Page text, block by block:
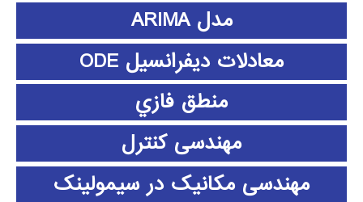
مدل ARIMA
معادلات دیفرانسیل ODE
منطق فازي
مهندسی کنترل
مهندسی مکانیک در سیمولینک